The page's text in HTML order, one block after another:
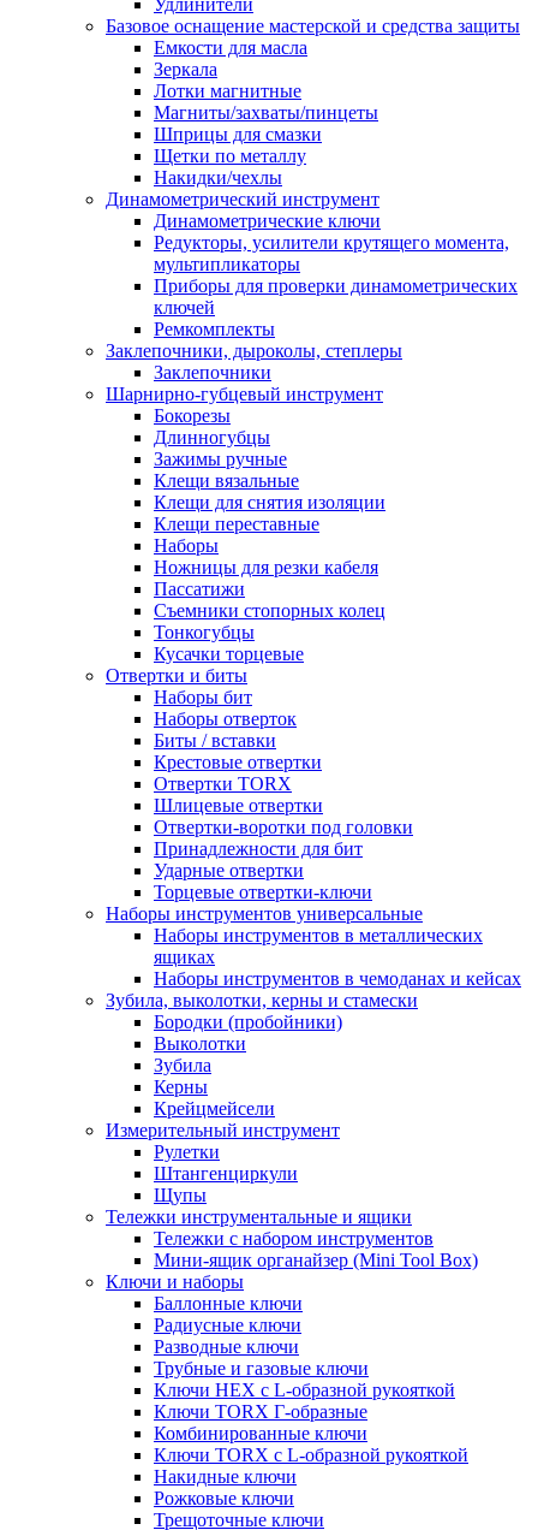
Удлинители
Базовое оснащение мастерской и средства защиты
Емкости для масла
Зеркала
Лотки магнитные
Магниты/захваты/пинцеты
Шприцы для смазки
Щетки по металлу
Накидки/чехлы
Динамометрический инструмент
Динамометрические ключи
Редукторы, усилители крутящего момента,
мультипликаторы
Приборы для проверки динамометрических
ключей
Ремкомплекты
Заклепочники, дыроколы, степлеры
Заклепочники
Шарнирно-губцевый инструмент
Бокорезы
Длинногубцы
Зажимы ручные
Клещи вязальные
Клещи для снятия изоляции
Клещи переставные
Наборы
Ножницы для резки кабеля
Пассатижи
Съемники стопорных колец
Тонкогубцы
Кусачки торцевые
Отвертки и биты
Наборы бит
Наборы отверток
Биты / вставки
Крестовые отвертки
Отвертки TORX
Шлицевые отвертки
Отвертки-воротки под головки
Принадлежности для бит
Ударные отвертки
Торцевые отвертки-ключи
Наборы инструментов универсальные
Наборы инструментов в металлических
ящиках
Наборы инструментов в чемоданах и кейсах
Зубила, выколотки, керны и стамески
Бородки (пробойники)
Выколотки
Зубила
Керны
Крейцмейсели
Измерительный инструмент
Рулетки
Штангенциркули
Щупы
Тележки инструментальные и ящики
Тележки с набором инструментов
Мини-ящик органайзер (Mini Tool Box)
Ключи и наборы
Баллонные ключи
Радиусные ключи
Разводные ключи
Трубные и газовые ключи
Ключи HEX с L-образной рукояткой
Ключи TORX Г-образные
Комбинированные ключи
Ключи TORX с L-образной рукояткой
Накидные ключи
Рожковые ключи
Трещоточные ключи